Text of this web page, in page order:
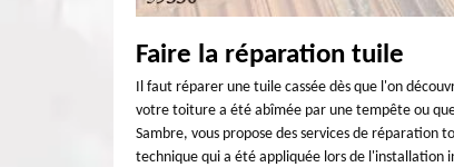
Faire la réparation tuile
Il faut réparer une tuile cassée dès que l'on
votre toiture a été abîmée par une tempête ou
Sambre, vous propose des services de
technique qui a été appliquée lors de l'installation